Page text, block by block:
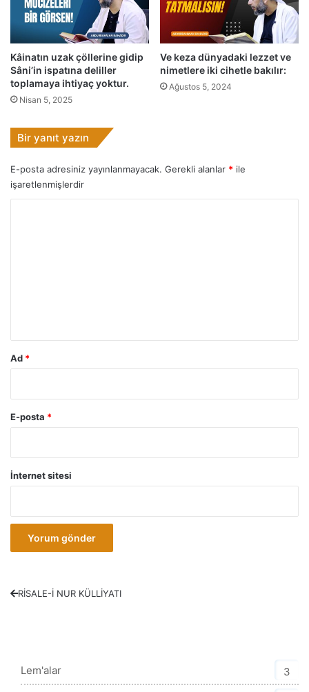
Kâinatın uzak çöllerine gidip
Sâni’in ispatına deliller
toplamaya ihtiyaç yoktur.
Nisan 5, 2025
Ve keza dünyadaki lezzet ve
nimetlere iki cihetle bakılır:
Ağustos 5, 2024
Bir yanıt yazın
E-posta adresiniz yayınlanmayacak. Gerekli alanlar * ile
işaretlenmişlerdir
Ad *
E-posta *
İnternet sitesi
RİSALE-İ NUR KÜLLİYATI
Lem'alar 3